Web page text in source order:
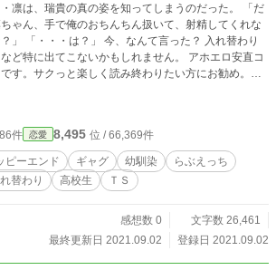
・凛は、瑞貴の真の姿を知ってしまうのだった。 「だ
ゃん、手で俺のおちんちん扱いて、射精してくれな
」 「・・・は？」 今、なんて言った？ 入れ替わり
ど特に出てこないかもしれません。 アホエロ安直コ
す。サクっと楽しく読み終わりたい方にお勧め。体
わってオナニーする描写あります。最後まで特にす
ツンもなく、いちゃいちゃラブラブします。 ムーン
ベルズに掲載時には、恋愛日間ランキングで7位、週
キング25位に入りました！
件 恋愛 8,495 位 / 66,369件
ピーエンド ギャグ 幼馴染
らぶえっち
替わり 高校生 ＴＳ
感想数 0
文字数 26,461
最終更新日 2021.09.02
登録日 2021.09.02